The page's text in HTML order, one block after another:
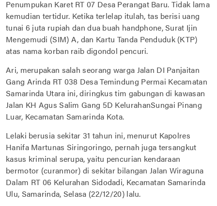
Penumpukan Karet RT 07 Desa Perangat Baru. Tidak lama
kemudian tertidur. Ketika terlelap itulah, tas berisi uang
tunai 6 juta rupiah dan dua buah handphone, Surat Ijin
Mengemudi (SIM) A, dan Kartu Tanda Penduduk (KTP)
atas nama korban raib digondol pencuri.
Ari, merupakan salah seorang warga Jalan DI Panjaitan
Gang Arinda RT 038 Desa Temindung Permai Kecamatan
Samarinda Utara ini, diringkus tim gabungan di kawasan
Jalan KH Agus Salim Gang 5D KelurahanSungai Pinang
Luar, Kecamatan Samarinda Kota.
Lelaki berusia sekitar 31 tahun ini, menurut Kapolres
Hanifa Martunas Siringoringo, pernah juga tersangkut
kasus kriminal serupa, yaitu pencurian kendaraan
bermotor (curanmor) di sekitar bilangan Jalan Wiraguna
Dalam RT 06 Kelurahan Sidodadi, Kecamatan Samarinda
Ulu, Samarinda, Selasa (22/12/20) lalu.